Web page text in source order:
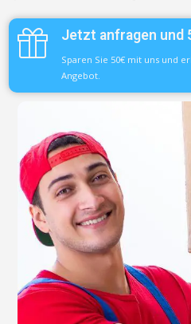
Jetzt anfragen und
Sparen Sie 50€ mit uns und
Angebot.